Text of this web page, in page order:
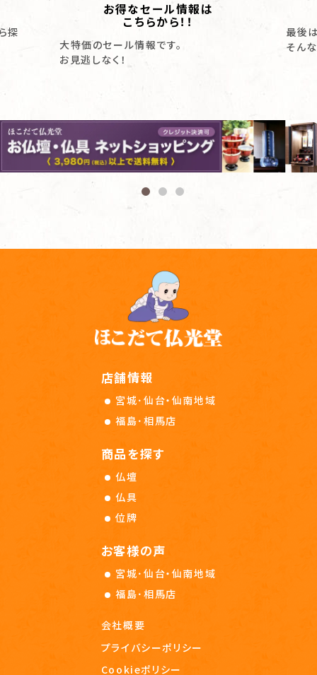
探
お得なセール情報は
こちらから！！
大特価のセール情報です。
お見逃しなく！
最後
そん
店舗情報
宮城･仙台・仙南地域
福島･相馬店
商品を探す
仏壇
仏具
位牌
お客様の声
宮城･仙台・仙南地域
福島･相馬店
会社概要
プライバシーポリシー
Cookieポリシー